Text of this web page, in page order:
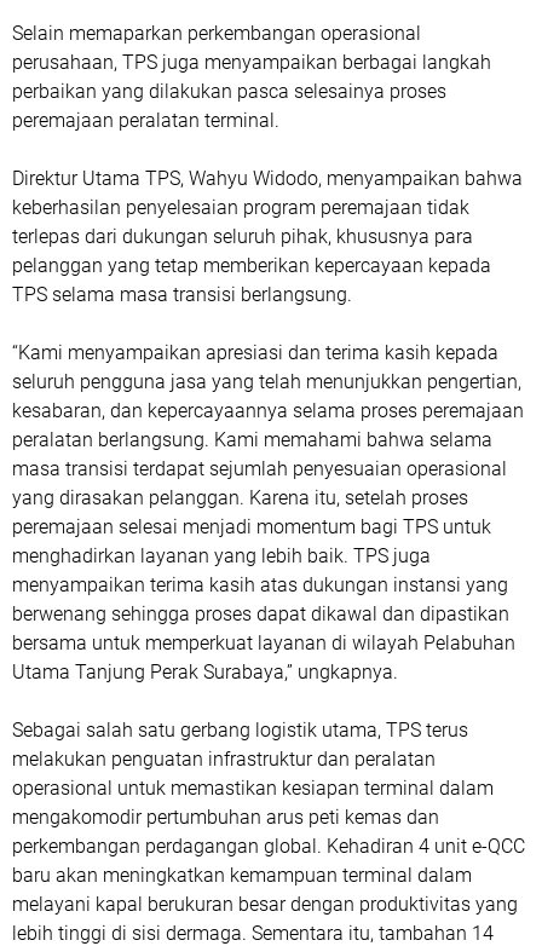
Selain memaparkan perkembangan operasional
perusahaan, TPS juga menyampaikan berbagai langkah
perbaikan yang dilakukan pasca selesainya proses
peremajaan peralatan terminal.
Direktur Utama TPS, Wahyu Widodo, menyampaikan bahwa
keberhasilan penyelesaian program peremajaan tidak
terlepas dari dukungan seluruh pihak, khususnya para
pelanggan yang tetap memberikan kepercayaan kepada
TPS selama masa transisi berlangsung.
“Kami menyampaikan apresiasi dan terima kasih kepada
seluruh pengguna jasa yang telah menunjukkan pengertian,
kesabaran, dan kepercayaannya selama proses peremajaan
peralatan berlangsung. Kami memahami bahwa selama
masa transisi terdapat sejumlah penyesuaian operasional
yang dirasakan pelanggan. Karena itu, setelah proses
peremajaan selesai menjadi momentum bagi TPS untuk
menghadirkan layanan yang lebih baik. TPS juga
menyampaikan terima kasih atas dukungan instansi yang
berwenang sehingga proses dapat dikawal dan dipastikan
bersama untuk memperkuat layanan di wilayah Pelabuhan
Utama Tanjung Perak Surabaya,” ungkapnya.
Sebagai salah satu gerbang logistik utama, TPS terus
melakukan penguatan infrastruktur dan peralatan
operasional untuk memastikan kesiapan terminal dalam
mengakomodir pertumbuhan arus peti kemas dan
perkembangan perdagangan global. Kehadiran 4 unit e-QCC
baru akan meningkatkan kemampuan terminal dalam
melayani kapal berukuran besar dengan produktivitas yang
lebih tinggi di sisi dermaga. Sementara itu, tambahan 14